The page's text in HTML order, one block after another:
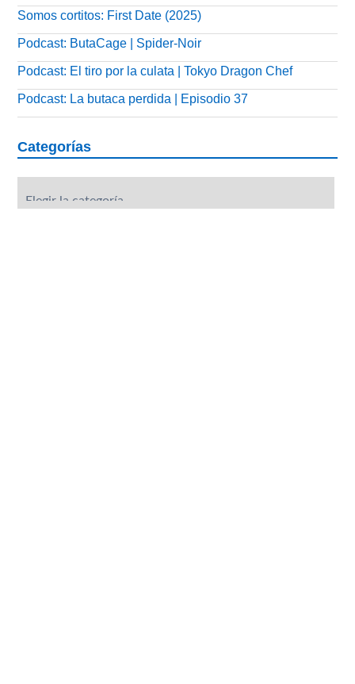
Somos cortitos: First Date (2025)
Podcast: ButaCage | Spider-Noir
Podcast: El tiro por la culata | Tokyo Dragon Chef
Podcast: La butaca perdida | Episodio 37
Categorías